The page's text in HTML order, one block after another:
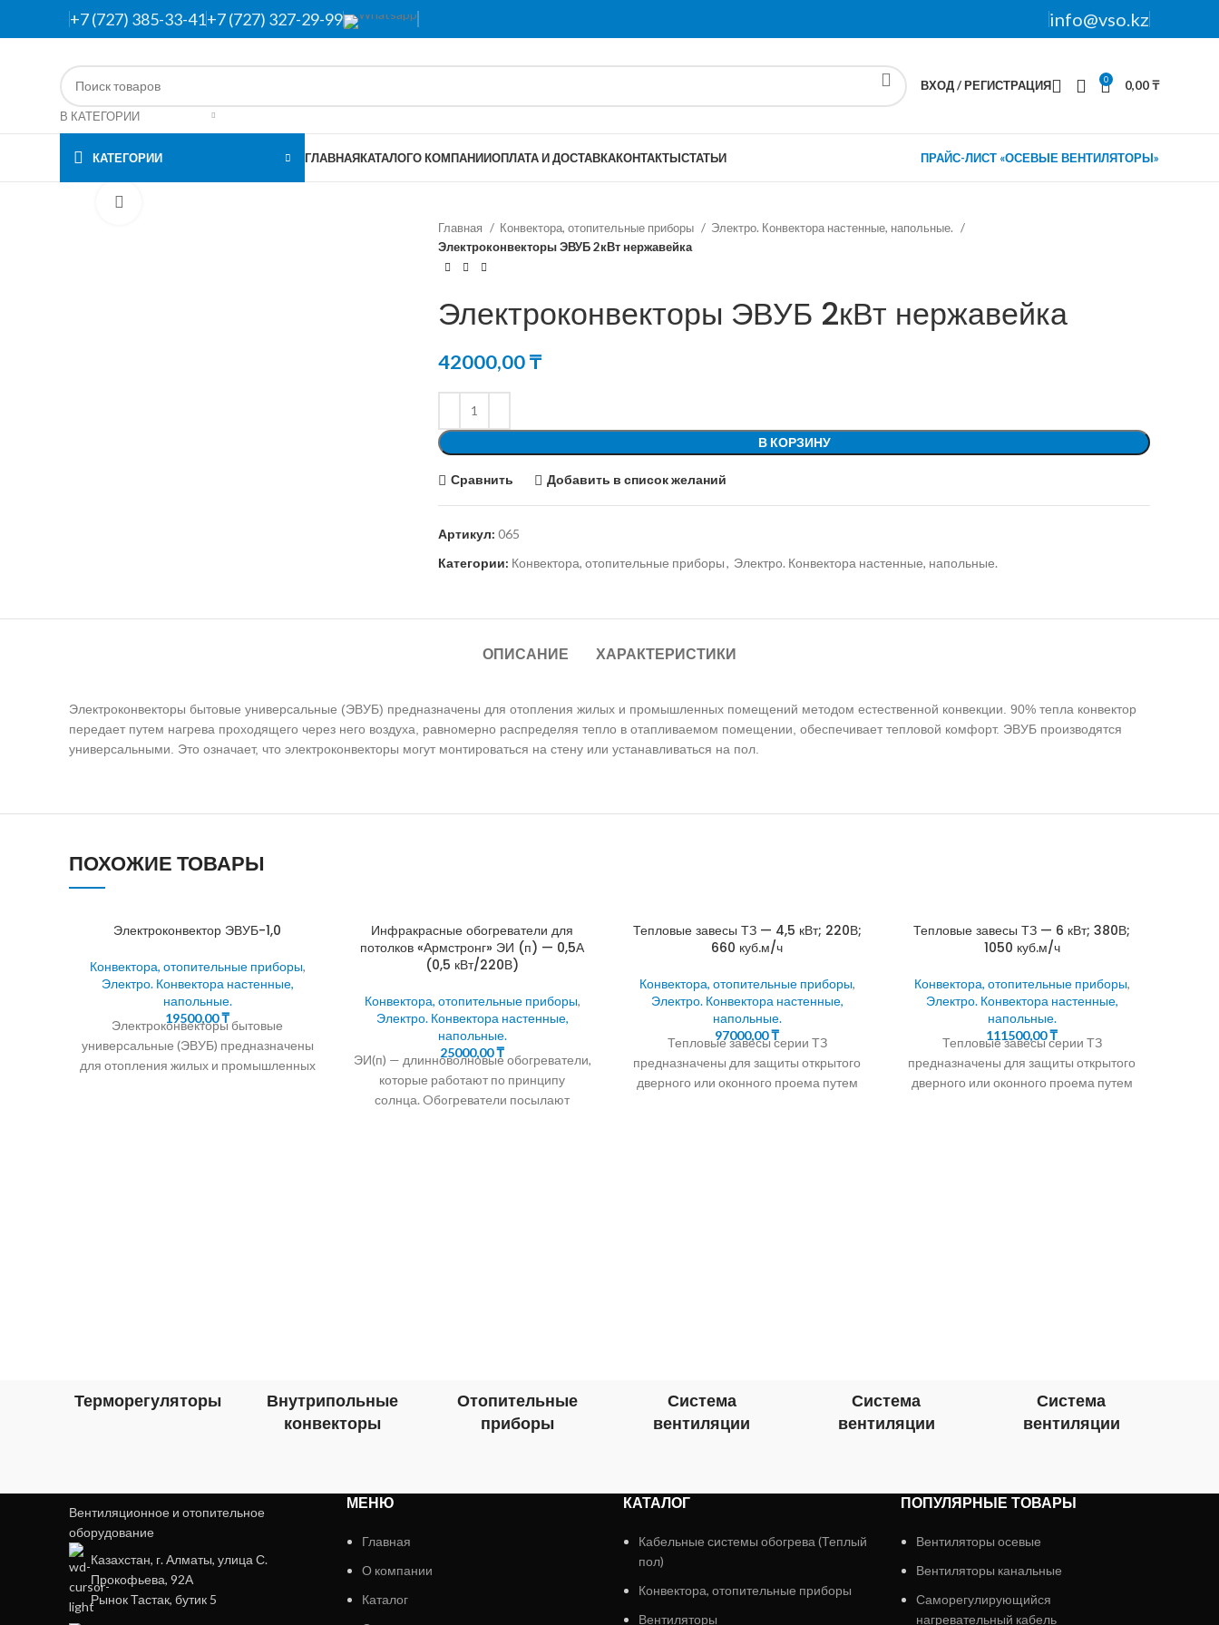
+7 (727) 385-33-41+7 (727) 327-29-99 info@vso.kz
В КАТЕГОРИИ
ВХОД / РЕГИСТРАЦИЯ 0 0,00₸
КАТЕГОРИИ ГЛАВНАЯКАТАЛОГО КОМПАНИИОПЛАТА И ДОСТАВКАКОНТАКТЫСТАТЬИ ПРАЙС-ЛИСТ «ОСЕВЫЕ ВЕНТИЛЯТОРЫ»
Главная
Конвектора, отопительные приборы
Электро. Конвектора настенные, напольные.
Электроконвекторы ЭВУБ 2кВт нержавейка
Электроконвекторы ЭВУБ 2кВт нержавейка
42000,00₸
В КОРЗИНУ
Сравнить Добавить в список желаний
Артикул:065
Категории: Конвектора, отопительные приборы, Электро. Конвектора настенные, напольные.
ОПИСАНИЕ ХАРАКТЕРИСТИКИ
Электроконвекторы бытовые универсальные (ЭВУБ) предназначены для отопления жилых и промышленных помещений методом естественной конвекции. 90% тепла кoнвeктoр
передает путем нагрева проходящего через него воздуха, равномерно распределяя тепло в отапливаемом помещении, обеспечивает тепловой комфорт. ЭВУБ производятся
универсальными. Это означает, что электроконвекторы могут монтироваться на стену или устанавливаться на пол.
ПОХОЖИЕ ТОВАРЫ
Электроконвектор ЭВУБ-1,0
Конвектора, отопительные приборы,
Электро. Конвектора настенные,
напольные.
19500,00₸
Электроконвекторы бытовые
универсальные (ЭВУБ) предназначены
для отопления жилых и промышленных
Инфракрасные обогреватели для
потолков «Армстронг» ЭИ (п) — 0,5А
(0,5 кВт/220В)
Конвектора, отопительные приборы,
Электро. Конвектора настенные,
напольные.
25000,00₸
ЭИ(п) — длинноволновые обогреватели,
которые работают по принципу
солнца. Oбoгрeвaтeли посылают
Тепловые завесы ТЗ — 4,5 кВт; 220В;
660 куб.м/ч
Конвектора, отопительные приборы,
Электро. Конвектора настенные,
напольные.
97000,00₸
Тепловые завесы серии ТЗ
предназначены для защиты открытого
дверного или оконного проема путем
Тепловые завесы ТЗ — 6 кВт; 380В;
1050 куб.м/ч
Конвектора, отопительные приборы,
Электро. Конвектора настенные,
напольные.
111500,00₸
Тепловые завесы серии ТЗ
предназначены для защиты открытого
дверного или оконного проема путем
Терморегуляторы
Внутрипольные
конвекторы
Отопительные
приборы
Система
вентиляции
Система
вентиляции
Система
вентиляции
Вентиляционное и отопительное
оборудование
Казахстан, г. Алматы, улица С.
Прокофьева, 92А
Рынок Тастак, бутик 5
МЕНЮ
Главная
О компании
Каталог
КАТАЛОГ
Кабельные системы обогрева (Теплый
пол)
Конвектора, отопительные приборы
Вентиляторы
ПОПУЛЯРНЫЕ ТОВАРЫ
Вентиляторы осевые
Вентиляторы канальные
Саморегулирующийся
нагревательный кабель